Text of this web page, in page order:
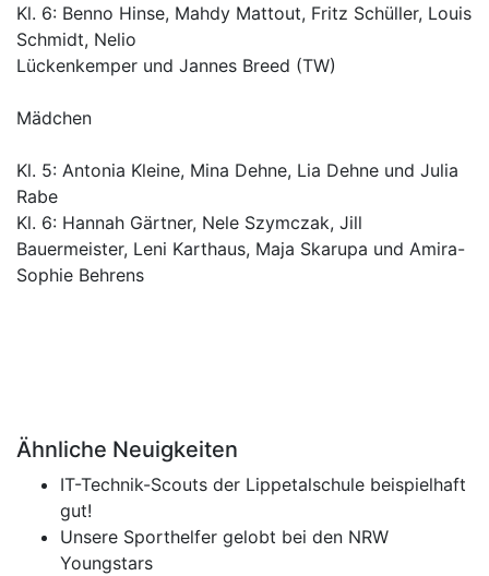
Kl. 6: Benno Hinse, Mahdy Mattout, Fritz Schüller, Louis
Schmidt, Nelio
Lückenkemper und Jannes Breed (TW)
Mädchen
Kl. 5: Antonia Kleine, Mina Dehne, Lia Dehne und Julia
Rabe
Kl. 6: Hannah Gärtner, Nele Szymczak, Jill
Bauermeister, Leni Karthaus, Maja Skarupa und Amira-
Sophie Behrens
Ähnliche Neuigkeiten
IT-Technik-Scouts der Lippetalschule beispielhaft
gut!
Unsere Sporthelfer gelobt bei den NRW
Youngstars